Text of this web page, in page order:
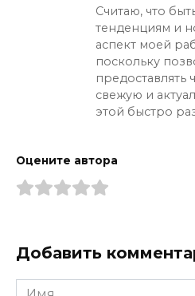
Считаю, что
тенденциям и
аспект моей
поскольку
предоставлять
свежую и
этой быстро
Оцените автора
Добавить
Имя